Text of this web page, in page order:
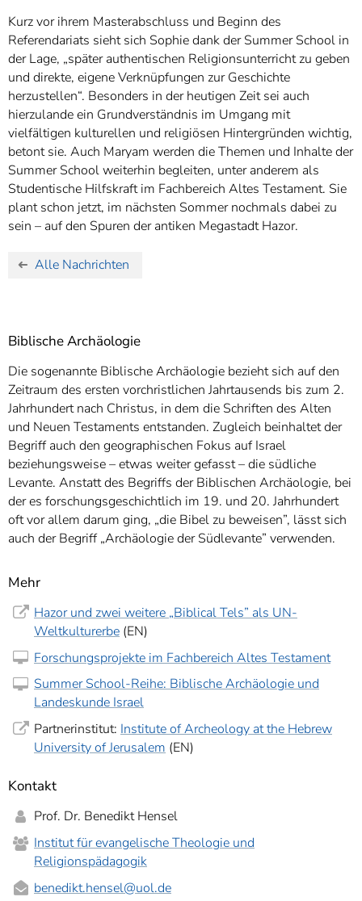
Kurz vor ihrem Masterabschluss und Beginn des
Referendariats sieht sich Sophie dank der Summer School in
der Lage, „später authentischen Religionsunterricht zu geben
und direkte, eigene Verknüpfungen zur Geschichte
herzustellen“. Besonders in der heutigen Zeit sei auch
hierzulande ein Grundverständnis im Umgang mit
vielfältigen kulturellen und religiösen Hintergründen wichtig,
betont sie. Auch Maryam werden die Themen und Inhalte der
Summer School weiterhin begleiten, unter anderem als
Studentische Hilfskraft im Fachbereich Altes Testament. Sie
plant schon jetzt, im nächsten Sommer nochmals dabei zu
sein – auf den Spuren der antiken Megastadt Hazor.
Alle Nachrichten
Biblische Archäologie
Die sogenannte Biblische Archäologie bezieht sich auf den
Zeitraum des ersten vorchristlichen Jahrtausends bis zum 2.
Jahrhundert nach Christus, in dem die Schriften des Alten
und Neuen Testaments entstanden. Zugleich beinhaltet der
Begriff auch den geographischen Fokus auf Israel
beziehungsweise – etwas weiter gefasst – die südliche
Levante. Anstatt des Begriffs der Biblischen Archäologie, bei
der es forschungsgeschichtlich im 19. und 20. Jahrhundert
oft vor allem darum ging, „die Bibel zu beweisen”, lässt sich
auch der Begriff „Archäologie der Südlevante” verwenden.
Mehr
Hazor und zwei weitere „Biblical Tels” als UN-
Weltkulturerbe (EN)
Forschungsprojekte im Fachbereich Altes Testament
Summer School-Reihe: Biblische Archäologie und
Landeskunde Israel
Partnerinstitut: Institute of Archeology at the Hebrew
University of Jerusalem (EN)
Kontakt
Prof. Dr. Benedikt Hensel
Institut für evangelische Theologie und
Religionspädagogik
benedikt.hensel@uol.de